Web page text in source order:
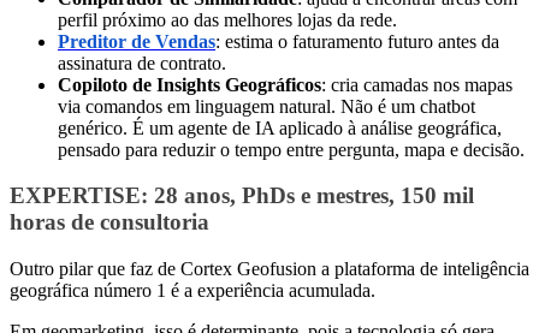
perfil próximo ao das melhores lojas da rede.
Preditor de Vendas: estima o faturamento futuro antes da
assinatura de contrato.
Copiloto de Insights Geográficos: cria camadas nos mapas
via comandos em linguagem natural. Não é um chatbot
genérico. É um agente de IA aplicado à análise geográfica,
pensado para reduzir o tempo entre pergunta, mapa e decisão.
EXPERTISE: 28 anos, PhDs e mestres, 150 mil
horas de consultoria
Outro pilar que faz de Cortex Geofusion a plataforma de inteligência
geográfica número 1 é a experiência acumulada.